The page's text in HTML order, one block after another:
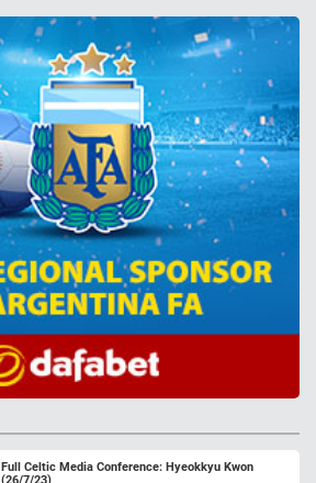
Full Celtic Media Conference: Hyeokkyu Kwon